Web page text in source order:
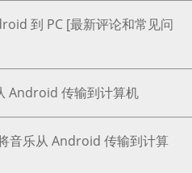
到 PC [最新评论和常见问
Android 传输到计算机
音乐从 Android 传输到计算